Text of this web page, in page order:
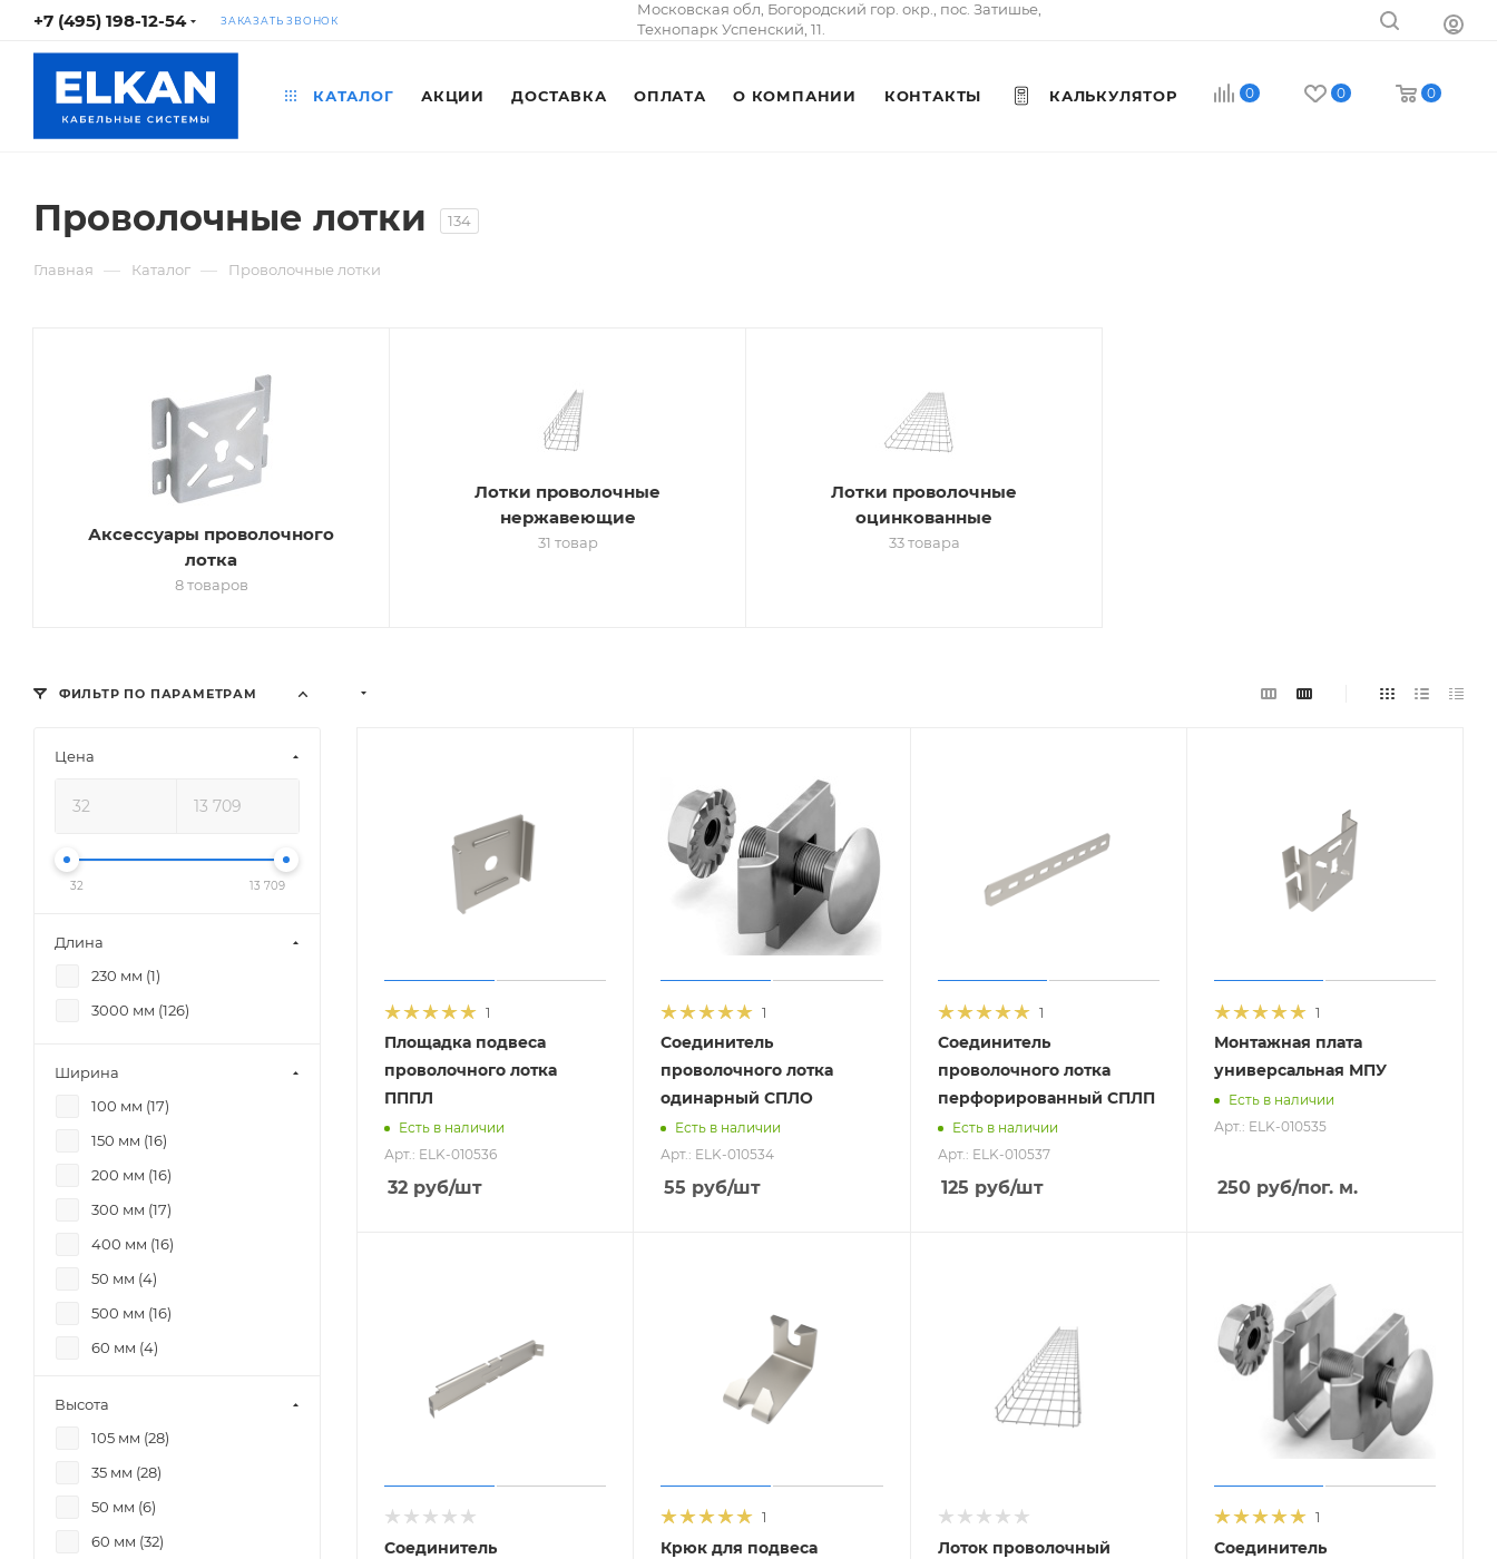
+7 (495) 198-12-54 ЗАКАЗАТЬ ЗВОНОК
Московская обл, Богородский гор. окр., пос. Затишье,
Технопарк Успенский, 11.
0 0 0
КАТАЛОГ АКЦИИ ДОСТАВКА ОПЛАТА О КОМПАНИИ КОНТАКТЫ КАЛЬКУЛЯТОР
Проволочные лотки 134
Главная — Каталог — Проволочные лотки
Аксессуары проволочного
лотка
8 товаров
Лотки проволочные
нержавеющие
31 товар
Лотки проволочные
оцинкованные
33 товара
1
Площадка подвеса
проволочного лотка
ПППЛ
Есть в наличии
Арт.: ELK-010536
32 руб/шт
1
Соединитель
проволочного лотка
одинарный СПЛО
Есть в наличии
Арт.: ELK-010534
55 руб/шт
1
Соединитель
проволочного лотка
перфорированный СПЛП
Есть в наличии
Арт.: ELK-010537
125 руб/шт
1
Монтажная плата
универсальная МПУ
Есть в наличии
Арт.: ELK-010535
250руб/пог. м.
Соединитель
1
Крюк для подвеса
Лоток проволочный
1
Соединитель
ФИЛЬТР ПО ПАРАМЕТРАМ
Цена
32 13 709
Длина
230 мм (1)
3000 мм (126)
Ширина
100 мм (17)
150 мм (16)
200 мм (16)
300 мм (17)
400 мм (16)
50 мм (4)
500 мм (16)
60 мм (4)
4
Высота
105 мм (28)
35 мм (28)
50 мм (6)
60 мм (32)